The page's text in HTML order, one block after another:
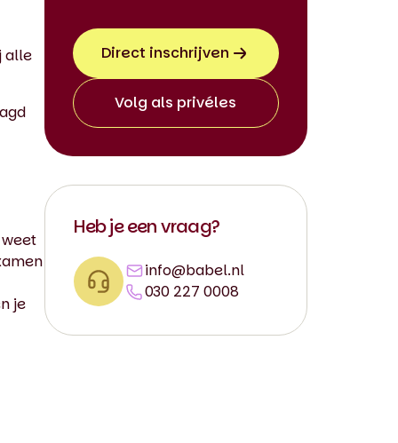
alle
je
Direct inschrijven
Volg als privéles
Heb je een vraag?
info@babel.nl
030 227 0008